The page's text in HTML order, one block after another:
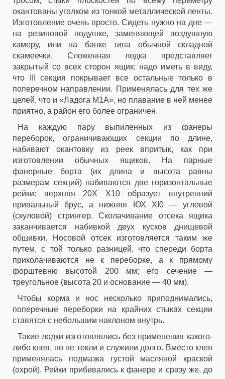
окантованы уголком из тонкой металлической ленты.
Изготовление очень просто. Сидеть нужно на дне —
на резиновой подушке, заменяющей воздушную
камеру, или на банке типа обычной складной
скамеечки. Сложенная лодка представляет
закрытый со всех сторон ящик; надо иметь в виду,
что III секция покрывает все остальные только в
поперечном направлении. Применялась для тех же
целей, что и «Ладога М1А», но плавание в ней менее
приятно, а район его более ограничен.
На каждую пару выпиленных из фанеры
переборок, ограничивающих секции по длине,
набивают окантовку из реек впритык, как при
изготовлении обычных ящиков. На парные
фанерные борта (их длина и высота равны
размерам секций) набиваются две горизонтальные
рейки: верхняя 20Х Х10 образует внутренний
привальный брус, а нижняя ЮХ XI0 — угловой
(скуловой) стрингер. Сколачивание отсека ящика
заканчивается набивкой двух кусков днищевой
обшивки. Носовой отсек изготовляется таким же
путем, с той только разницей, что спереди борта
приколачиваются не к переборке, а к прямому
форштевню высотой 200 мм; его сечение —
треугольное (высота 20 и основание — 40 мм).
Чтобы корма и нос несколько приподнимались,
поперечные переборки на крайних стыках секции
ставятся с небольшим наклоном внутрь.
Такие лодки изготовлялись без применения какого-
либо клея, но не текли и служили долго. Вместо клея
применялась подмазка густой масляной краской
(охрой). Рейки прибивались к фанере и сразу же, до